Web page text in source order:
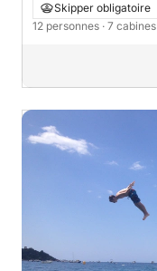
Skipper obligatoire
12 personnes · 7 cabines